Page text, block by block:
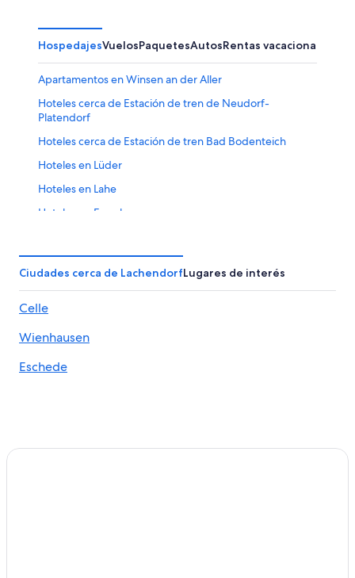
HospedajesVuelosPaquetesAutosRentas vacacionales
Apartamentos en Winsen an der Aller
Hoteles cerca de Estación de tren de Neudorf-
Platendorf
Hoteles cerca de Estación de tren Bad Bodenteich
Hoteles en Lüder
Hoteles en Lahe
Hoteles en Engehausen
Hoteles en Lehrte
Hoteles en Eversen
Hoteles en Grußendorf
Hoteles en Meine
Ciudades cerca de LachendorfLugares de interés
Celle
Wienhausen
Eschede